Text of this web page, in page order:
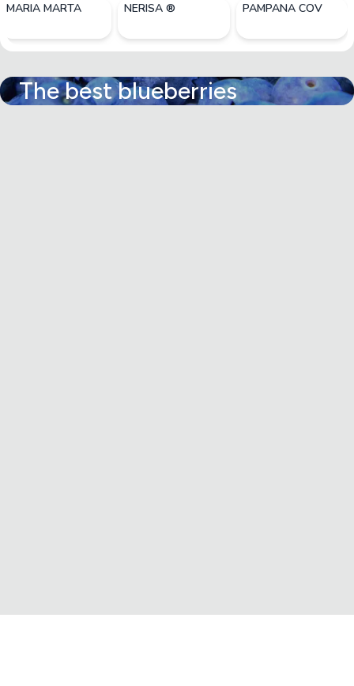
MARIA MARTA NERISA ® PAMPANA COV
The best blueberries